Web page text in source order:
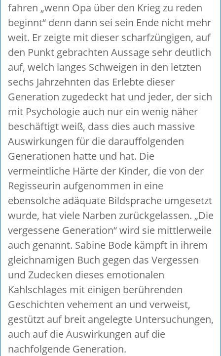
fahren „wenn Opa über den Krieg zu reden
beginnt“ denn dann sei sein Ende nicht mehr
weit. Er zeigte mit dieser scharfzüngigen, auf
den Punkt gebrachten Aussage sehr deutlich
auf, welch langes Schweigen in den letzten
sechs Jahrzehnten das Erlebte dieser
Generation zugedeckt hat und jeder, der sich
mit Psychologie auch nur ein wenig näher
beschäftigt weiß, dass dies auch massive
Auswirkungen für die darauffolgenden
Generationen hatte und hat. Die
vermeintliche Härte der Kinder, die von der
Regisseurin aufgenommen in eine
ebensolche adäquate Bildsprache umgesetzt
wurde, hat viele Narben zurückgelassen. „Die
vergessene Generation“ wird sie mittlerweile
auch genannt. Sabine Bode kämpft in ihrem
gleichnamigen Buch gegen das Vergessen
und Zudecken dieses emotionalen
Kahlschlages mit einigen berührenden
Geschichten vehement an und verweist,
gestützt auf breit angelegte Untersuchungen,
auch auf die Auswirkungen auf die
nachfolgende Generation.